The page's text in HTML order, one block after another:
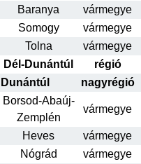
Baranya vármegye
Somogy
vármegye
Tolna
vármegye
Dél-Dunántúl
régió
Dunántúl
nagyrégió
Borsod-Abaúj-
Zemplén
vármegye
Heves vármegye
Nógrád
vármegye